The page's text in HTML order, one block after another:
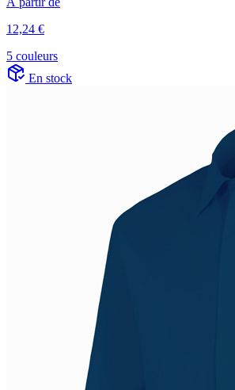
12,24 €
5 couleurs
En stock